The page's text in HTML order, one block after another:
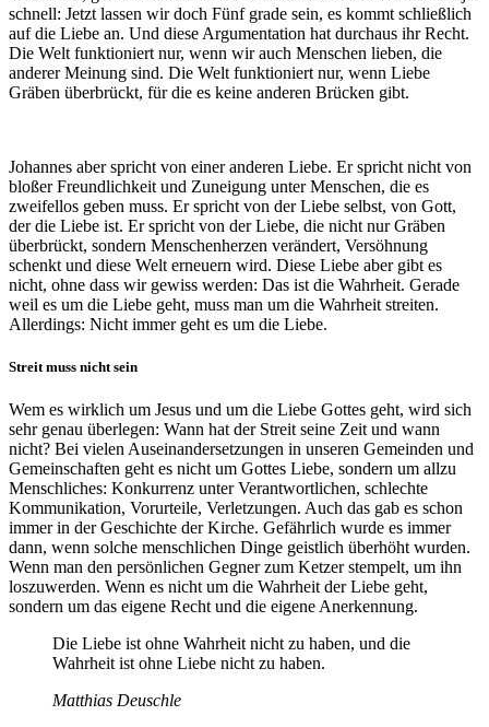
schnell: Jetzt lassen wir doch Fünf grade sein, es kommt schließlich
auf die Liebe an. Und diese Argumentation hat durchaus ihr Recht.
Die Welt funktioniert nur, wenn wir auch Menschen lieben, die
anderer Meinung sind. Die Welt funktioniert nur, wenn Liebe
Gräben überbrückt, für die es keine anderen Brücken gibt.
Johannes aber spricht von einer anderen Liebe. Er spricht nicht von
bloßer Freundlichkeit und Zuneigung unter Menschen, die es
zweifellos geben muss. Er spricht von der Liebe selbst, von Gott,
der die Liebe ist. Er spricht von der Liebe, die nicht nur Gräben
überbrückt, sondern Menschenherzen verändert, Versöhnung
schenkt und diese Welt erneuern wird. Diese Liebe aber gibt es
nicht, ohne dass wir gewiss werden: Das ist die Wahrheit. Gerade
weil es um die Liebe geht, muss man um die Wahrheit streiten.
Allerdings: Nicht immer geht es um die Liebe.
Streit muss nicht sein
Wem es wirklich um Jesus und um die Liebe Gottes geht, wird sich
sehr genau überlegen: Wann hat der Streit seine Zeit und wann
nicht? Bei vielen Auseinandersetzungen in unseren Gemeinden und
Gemeinschaften geht es nicht um Gottes Liebe, sondern um allzu
Menschliches: Konkurrenz unter Verantwortlichen, schlechte
Kommunikation, Vorurteile, Verletzungen. Auch das gab es schon
immer in der Geschichte der Kirche. Gefährlich wurde es immer
dann, wenn solche menschlichen Dinge geistlich überhöht wurden.
Wenn man den persönlichen Gegner zum Ketzer stempelt, um ihn
loszuwerden. Wenn es nicht um die Wahrheit der Liebe geht,
sondern um das eigene Recht und die eigene Anerkennung.
Die Liebe ist ohne Wahrheit nicht zu haben, und die
Wahrheit ist ohne Liebe nicht zu haben.
Matthias Deuschle